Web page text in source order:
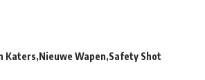
Katers Nieuwe Wapen Safety Shot